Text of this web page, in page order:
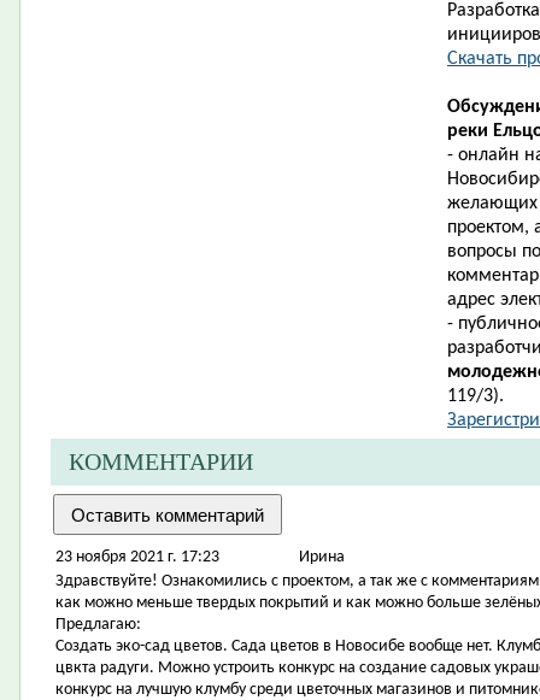
Скачать
реки
- онлайн
желающих
проектом,
вопросы
адрес
-
119/3).
КОММЕНТАРИИ
23 ноября 2021 г. 17:23
Ирина
Здравствуйте! Ознакомились с проектом, а так же с
как можно меньше твердых покрытий и как можно больше
Предлагаю:
Создать эко-сад цветов. Сада цветов в Новосибе вообще нет.
цвкта радуги. Можно устроить конкурс на создание садовых
конкурс на лучшую клумбу среди цветочных магазинов и